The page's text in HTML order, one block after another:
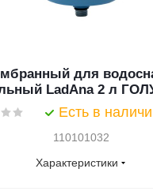
для
LadAna 2 л
Есть в
110101032
Характеристики